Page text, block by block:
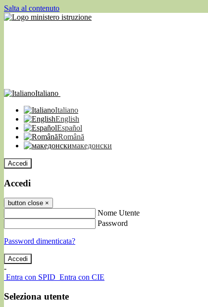
Salta al contenuto
Italiano
Italiano
English
Español
Română
македонски
Accedi
Accedi
button close ×
Nome Utente
Password
Password dimenticata?
-
Entra con SPID Entra con CIE
Seleziona utente